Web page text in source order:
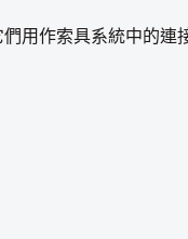
用作索具系統中的連